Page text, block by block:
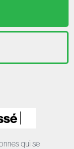
qui se